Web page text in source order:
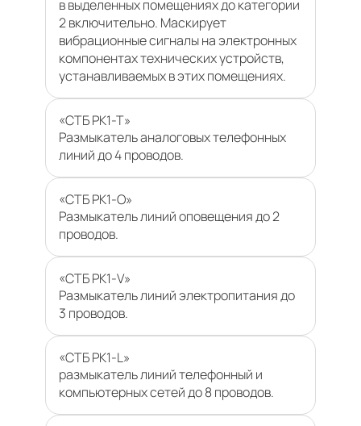
в выделенных помещениях до категории
2 включительно. Маскирует
вибрационные сигналы на электронных
компонентах технических устройств,
устанавливаемых в этих помещениях.
«СТБ РК1-Т»
Размыкатель аналоговых телефонных
линий до 4 проводов.
«СТБ РК1-О»
Размыкатель линий оповещения до 2
проводов.
«СТБ РК1-V»
Размыкатель линий электропитания до
3 проводов.
«СТБ РК1-L»
размыкатель линий телефонный и
компьютерных сетей до 8 проводов.